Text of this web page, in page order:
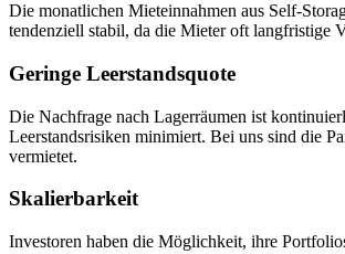
Die monatlichen Mieteinnahmen aus Self-
tendenziell stabil, da die Mieter oft langfristige
Geringe Leerstandsquote
Die Nachfrage nach Lagerräumen ist
Leerstandsrisiken minimiert. Bei uns sind die
vermietet.
Skalierbarkeit
Investoren haben die Möglichkeit, ihre